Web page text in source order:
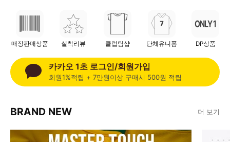
매장판매상품 실착리뷰 클럽팀샵 단체유니폼
ONLY 1
DP상품
카카오 1초 로그인/회원가입
회원1%적립 + 7만원이상 구매시 500원 적립
BRAND NEW 더 보기